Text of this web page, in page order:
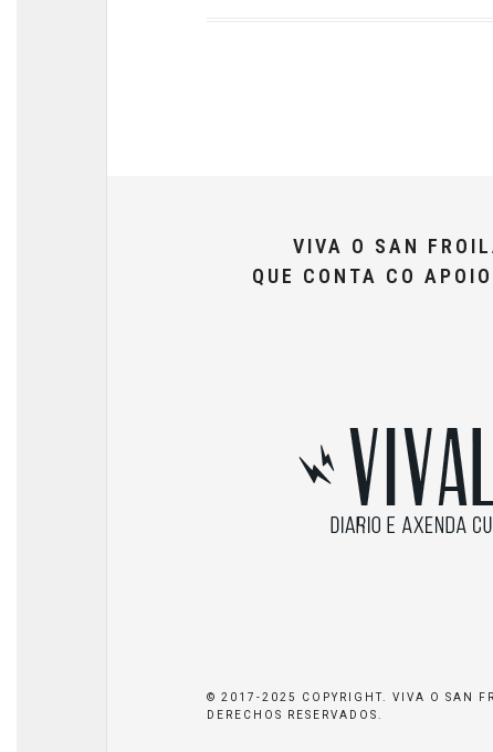
VIVA O SAN
QUE CONTA CO
© 2017-2025 COPYRIGHT. VIVA O SAN
DERECHOS RESERVADOS.